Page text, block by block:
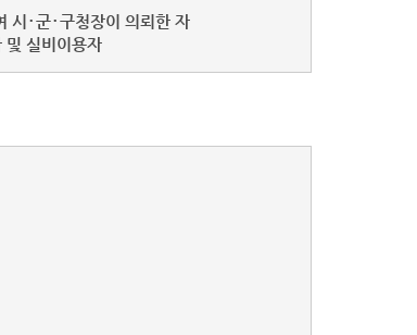
시･군･구청장이 의뢰한 자
실비이용자